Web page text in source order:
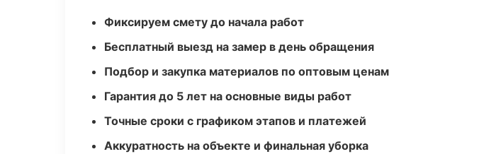
Фиксируем смету до начала работ
Бесплатный выезд на замер в день обращения
Подбор и закупка материалов по оптовым ценам
Гарантия до 5 лет на основные виды работ
Точные сроки с графиком этапов и платежей
Аккуратность на объекте и финальная уборка